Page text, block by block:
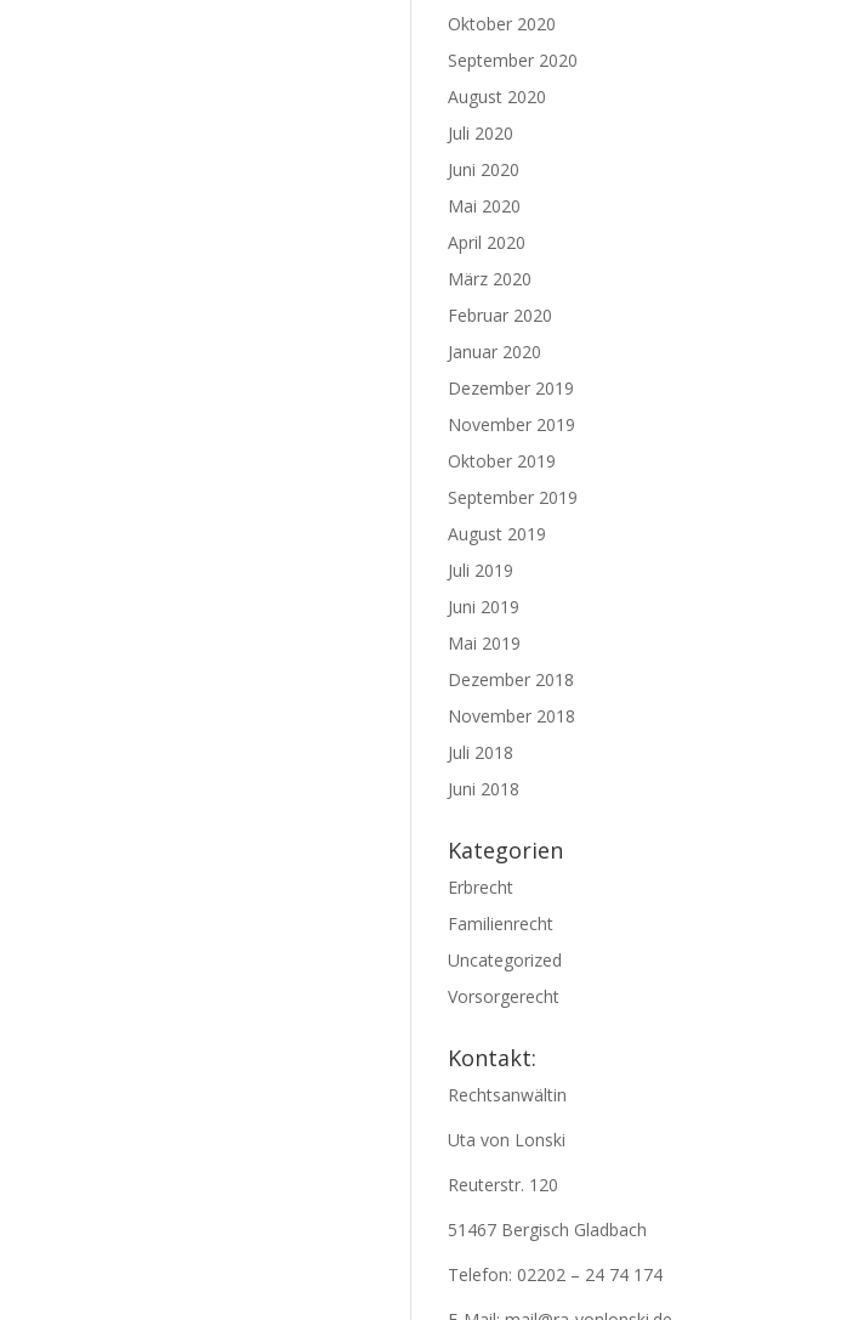
Oktober 2020
September 2020
August 2020
Juli 2020
Juni 2020
Mai 2020
April 2020
März 2020
Februar 2020
Januar 2020
Dezember 2019
November 2019
Oktober 2019
September 2019
August 2019
Juli 2019
Juni 2019
Mai 2019
Dezember 2018
November 2018
Juli 2018
Juni 2018
Kategorien
Erbrecht
Familienrecht
Uncategorized
Vorsorgerecht
Kontakt:
Rechtsanwältin
Uta von Lonski
Reuterstr. 120
51467 Bergisch Gladbach
Telefon: 02202 – 24 74 174